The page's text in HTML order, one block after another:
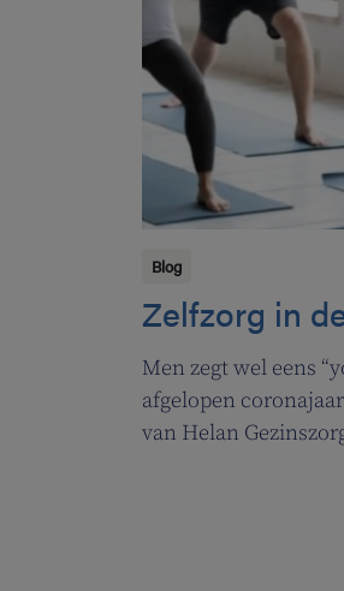
Blog
Zelfzorg in
Men zegt wel eens
afgelopen
van Helan